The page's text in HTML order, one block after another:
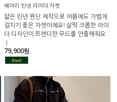
베어리 린넨 라이더 자켓
얇은 린넨 원단 제작으로 여름에도 가볍게
걸치기 좋은 자켓이에요! 살짝 크롭한 라이
더 디자인이 트렌디한 무드를 연출해줘요
:)
79,900원